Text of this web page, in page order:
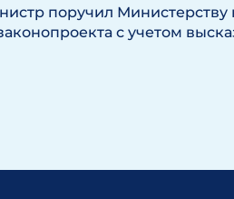
поручил
с учетом